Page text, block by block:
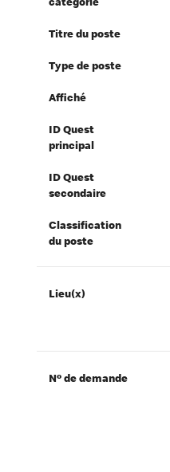
catégorie
Titre du poste
Type de poste
Affiché
ID Quest
principal
ID Quest
secondaire
Classification
du poste
Lieu(x)
Nº de demande